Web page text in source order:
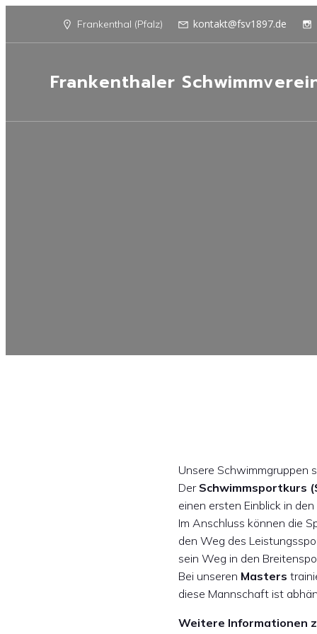
Frankenthal (Pfalz) kontakt@fsv1897.de
Frankenthaler
Unsere Schwimmgruppen
Der Schwimmsportkurs
einen ersten Einblick in
Im Anschluss können die
den Weg des
sein Weg in den
Bei unseren Masters
diese Mannschaft ist
Weitere Informationen